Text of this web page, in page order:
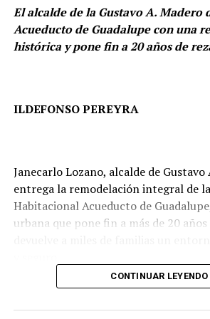
La lista de los 300 líderes más
publicada por Líderes Mexicanos
décadas, es considerada un
influencia en el país.
social, logros profesionales, impacto
públicas y percepción pública.
Para la edición 2025, la publicación
El alcalde de la Gustavo A. Madero
Acueducto de Guadalupe con una
histórica y pone fin a 20 años de
ILDEFONSO PEREYRA
Janecarlo Lozano, alcalde de Gustavo
entrega la remodelación integral de
Habitacional Acueducto de
urbana que pone fin a más de 20
Ante más de 2 mil vecinos, el alcalde
CONTINUAR LEYENDO